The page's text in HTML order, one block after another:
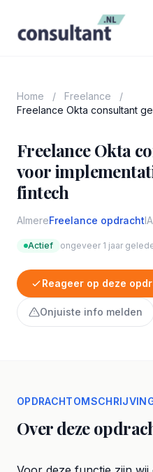
Home / Freelance
/
Freelance Okta consultant
Freelance Okta
voor
fintech
AlmereFreelance opdracht
Actief ongeveer 1 jaar
Reageer op deze
Onjuiste info melden
Over deze